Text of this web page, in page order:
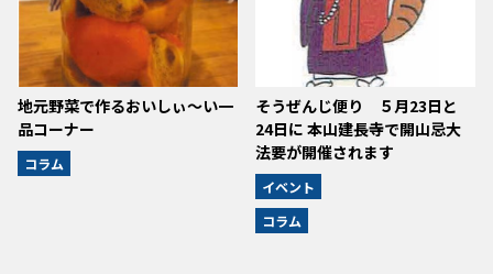
地元野菜で作るおいしぃ～い一
品コーナー
コラム
そうぜんじ便り ５月23日と
24日に 本山建長寺で開山忌大
法要が開催されます
イベント
コラム